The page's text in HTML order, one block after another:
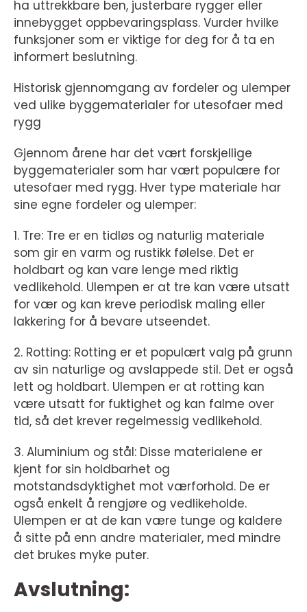
ha uttrekkbare ben, justerbare rygger eller
innebygget oppbevaringsplass. Vurder hvilke
funksjoner som er viktige for deg for å ta en
informert beslutning.
Historisk gjennomgang av fordeler og ulemper
ved ulike byggematerialer for utesofaer med
rygg
Gjennom årene har det vært forskjellige
byggematerialer som har vært populære for
utesofaer med rygg. Hver type materiale har
sine egne fordeler og ulemper:
1. Tre: Tre er en tidløs og naturlig materiale
som gir en varm og rustikk følelse. Det er
holdbart og kan vare lenge med riktig
vedlikehold. Ulempen er at tre kan være utsatt
for vær og kan kreve periodisk maling eller
lakkering for å bevare utseendet.
2. Rotting: Rotting er et populært valg på grunn
av sin naturlige og avslappede stil. Det er også
lett og holdbart. Ulempen er at rotting kan
være utsatt for fuktighet og kan falme over
tid, så det krever regelmessig vedlikehold.
3. Aluminium og stål: Disse materialene er
kjent for sin holdbarhet og
motstandsdyktighet mot værforhold. De er
også enkelt å rengjøre og vedlikeholde.
Ulempen er at de kan være tunge og kaldere
å sitte på enn andre materialer, med mindre
det brukes myke puter.
Avslutning: